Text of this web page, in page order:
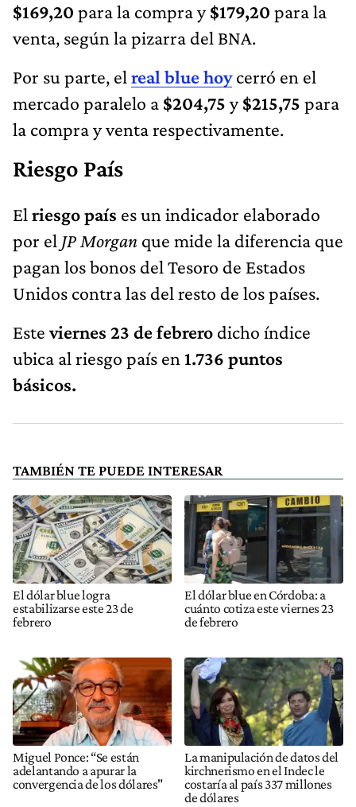
$169,20 para la compra y$179,20 para la
venta, según la pizarra del BNA.
Por su parte, el real blue hoy cerró en el
mercado paralelo a $204,75 y$215,75 para
la compra y venta respectivamente.
Riesgo País
El riesgo país es un indicador elaborado
por el JP Morgan que mide la diferencia que
pagan los bonos del Tesoro de Estados
Unidos contra las del resto de los países.
Esteviernes 23 de febrero dicho índice
ubica al riesgo país en 1.736 puntos
básicos.
TAMBIÉN TE PUEDE INTERESAR
El dólar blue logra
estabilizarse este 23 de
febrero
El dólar blue en Córdoba: a
cuánto cotiza este viernes 23
de febrero
Miguel Ponce: “Se están
adelantando a apurar la
convergencia de los dólares"
La manipulación de datos del
kirchnerismo en el Indec le
costaría al país 337 millones
de dólares